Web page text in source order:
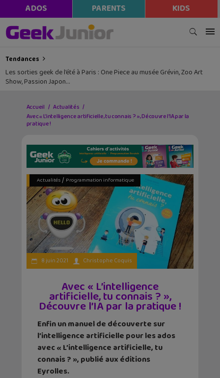
ADOS PARENTS KIDS
Tendances
Les sorties geek de l’été à Paris : One Piece au musée Grévin, Zoo Art
Show, Passion Japon…
Accueil
Actualités
Avec « L’intelligence artificielle, tu connais ? », Découvre l’IA par la
pratique !
Actualités/ Programmation informatique
8 juin 2021 Christophe Coquis
Avec « L’intelligence
artificielle, tu connais ? »,
Découvre l’IA par la pratique !
Enfin un manuel de découverte sur
l’intelligence artificielle pour les ados
avec « L’intelligence artificielle, tu
connais ? », publié aux éditions
Eyrolles.